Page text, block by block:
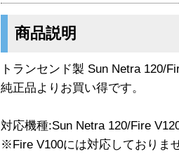
商品説明
トランセンド製 Sun Netra 120/
純正品よりお買い得です。
対応機種:Sun Netra 120/Fire
※Fire V100には対応しておりま